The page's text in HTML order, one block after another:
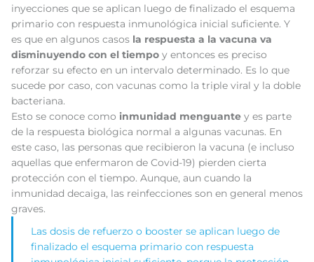
inyecciones que se aplican luego de finalizado el esquema
primario con respuesta inmunológica inicial suficiente. Y
es que en algunos casos la respuesta a la vacuna va
disminuyendo con el tiempo y entonces es preciso
reforzar su efecto en un intervalo determinado. Es lo que
sucede por caso, con vacunas como la triple viral y la doble
bacteriana.
Esto se conoce como inmunidad menguante y es parte
de la respuesta biológica normal a algunas vacunas. En
este caso, las personas que recibieron la vacuna (e incluso
aquellas que enfermaron de Covid-19) pierden cierta
protección con el tiempo. Aunque, aun cuando la
inmunidad decaiga, las reinfecciones son en general menos
graves.
Las dosis de refuerzo o booster se aplican luego de
finalizado el esquema primario con respuesta